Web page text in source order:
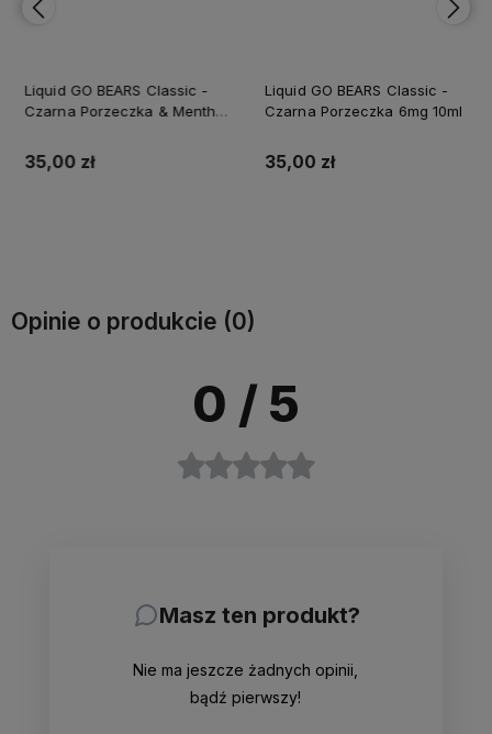
Liquid GO BEARS Classic -
Czarna Porzeczka & Menthol
35,00 zł
Liquid GO BEARS Classic -
Czarna Porzeczka 6mg 10ml
35,00 zł
Opinie o produkcie (0)
0 / 5
Masz ten produkt?
Nie ma jeszcze żadnych opinii,
bądź pierwszy!